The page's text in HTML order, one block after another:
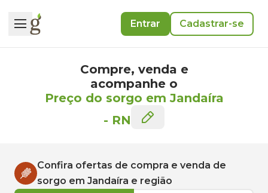
Entrar Cadastrar-se
Compre, venda e
acompanhe o
Preço do sorgo em Jandaíra
- RN
Confira ofertas de compra e venda de
sorgo em Jandaíra e região